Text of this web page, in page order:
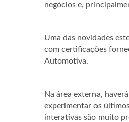
negócios e,
Uma das novidades
com certificações
Automotiva.
Na área externa,
experimentar os
interativas são muito